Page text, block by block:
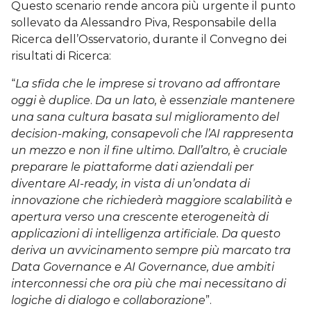
Questo scenario rende ancora più urgente il punto
sollevato da Alessandro Piva, Responsabile della
Ricerca dell’Osservatorio, durante il Convegno dei
risultati di Ricerca:
“La sfida che le imprese si trovano ad affrontare
oggi è duplice. Da un lato, è essenziale mantenere
una sana cultura basata sul miglioramento del
decision-making, consapevoli che l’AI rappresenta
un mezzo e non il fine ultimo. Dall’altro, è cruciale
preparare le piattaforme dati aziendali per
diventare AI-ready, in vista di un’ondata di
innovazione che richiederà maggiore scalabilità e
apertura verso una crescente eterogeneità di
applicazioni di intelligenza artificiale. Da questo
deriva un avvicinamento sempre più marcato tra
Data Governance e AI Governance, due ambiti
interconnessi che ora più che mai necessitano di
logiche di dialogo e collaborazione”.